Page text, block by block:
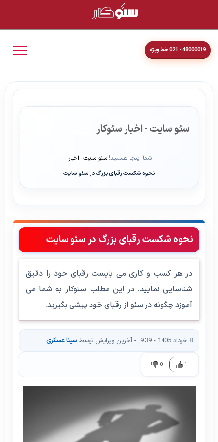
48000019 - 021 خط ویژه
سئو سایت - اخبار سئوکار
شما اینجا هستید! سئو سایت اخبار
نحوه شکست رقبای بزرگ در سئو سایت
نحوه شکست رقبای بزرگ در سئو سایت
در هر کسب و کاری می بایست رقبای خود را دقیق
شناسایی نمایید. در این مطلب سئوکار به شما می
آموزد چگونه در سئو از رقبای خود پیشی بگیرید.
8 خرداد 1405 - 9:39 - آخرین ویرایش توسط سینا عسکری
1
0